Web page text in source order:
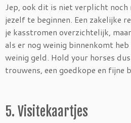
Jep, ook dit is niet verplicht
jezelf te beginnen. Een zakelijke
je kasstromen overzichtelijk,
als er nog weinig binnenkomt heb
weinig geld. Hold your horses
trouwens, een goedkope en fijne
5. Visitekaartjes